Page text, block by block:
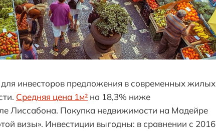
инвесторов предложения в современных жилых
Средняя цена 1м² на 18,3% ниже
Лиссабона. Покупка недвижимости на Мадейре
визы». Инвестиции выгодны: в сравнении с 2016